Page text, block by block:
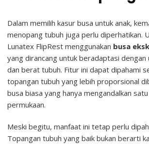
Dalam memilih kasur busa untuk anak,
menopang tubuh juga perlu diperhatikan.
Lunatex FlipRest menggunakan busa
yang dirancang untuk beradaptasi dengan
dan berat tubuh. Fitur ini dapat dipahami
topangan tubuh yang lebih proporsional
busa biasa yang hanya mengandalkan
permukaan.
Meski begitu, manfaat ini tetap perlu
Topangan tubuh yang baik bukan berarti